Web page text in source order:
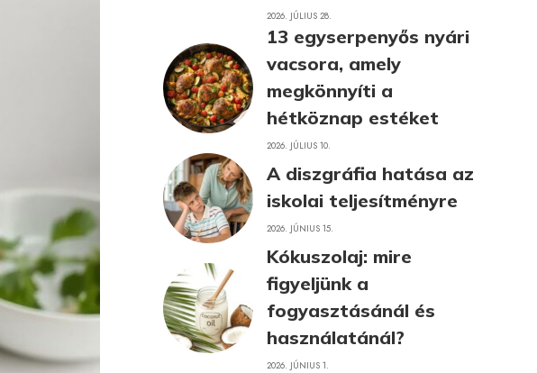
2026. JÚLIUS 28.
13 egyserpenyős nyári
vacsora, amely
megkönnyíti a
hétköznap estéket
2026. JÚLIUS 10.
A diszgráfia hatása az
iskolai teljesítményre
2026. JÚNIUS 15.
Kókuszolaj: mire
figyeljünk a
fogyasztásánál és
használatánál?
2026. JÚNIUS 1.